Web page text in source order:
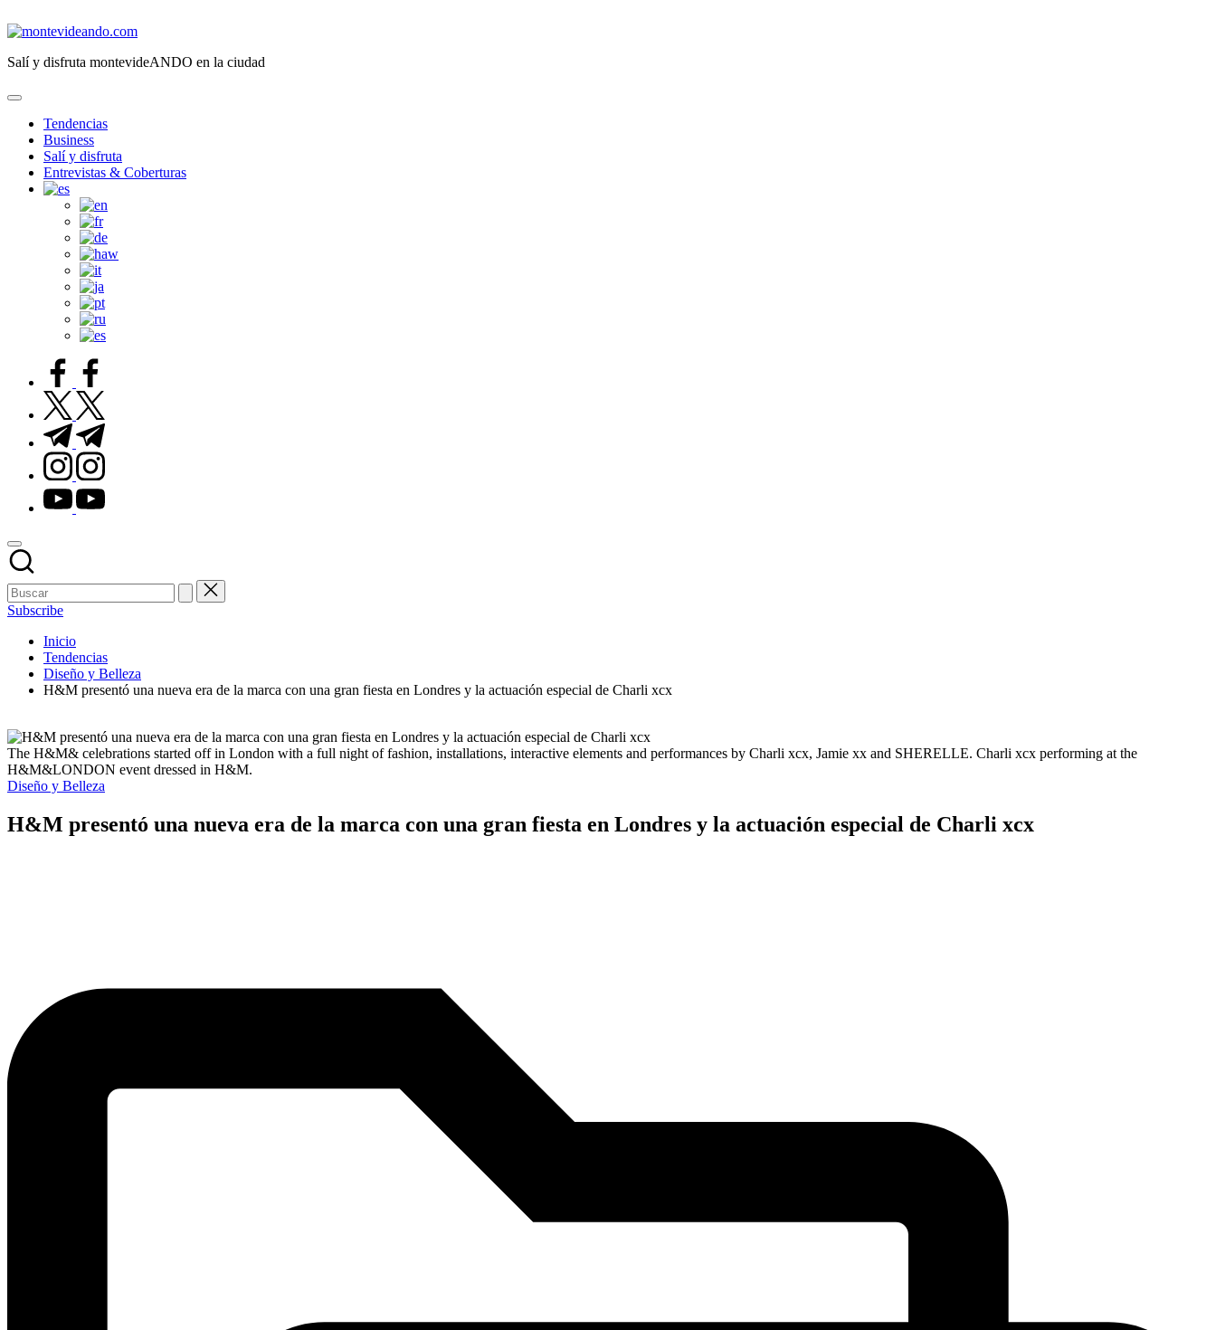
al
montevideando.com
Salí y disfruta montevideANDO en la ciudad
Tendencias
Business
Salí y disfruta
Entrevistas & Coberturas
facebook.com
twitter.com
t.me
instagram.com
youtube.com
Subscribe
Inicio
Tendencias
Diseño y Belleza
H&M presentó una nueva era de la marca con una gran fiesta en Londres y la actuación especial de Charli xcx
The H&M& celebrations started off in London with a full night of fashion, installations, interactive elements and performances by Charli xcx, Jamie xx and SHERELLE. Charli xcx performing at the
H&M&LONDON event dressed in H&M.
Publicado
Diseño y Belleza
H&M presentó una nueva era de la marca con una gran fiesta en Londres y la actuación especial de Charli xcx